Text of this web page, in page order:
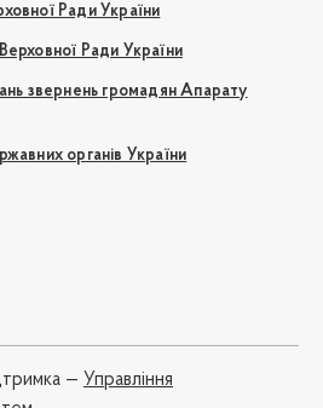
Ради України
Ради України
звернень громадян Апарату
органів України
— Управління